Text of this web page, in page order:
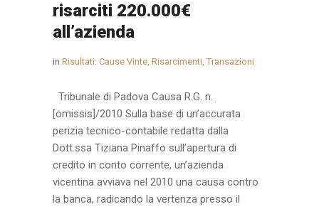
risarciti 220.000€
all’azienda
in Risultati: Cause Vinte, Risarcimenti, Transazioni
Tribunale di Padova Causa R.G. n.
[omissis]/2010 Sulla base di un’accurata
perizia tecnico-contabile redatta dalla
Dott.ssa Tiziana Pinaffo sull’apertura di
credito in conto corrente, un’azienda
vicentina avviava nel 2010 una causa contro
la banca, radicando la vertenza presso il